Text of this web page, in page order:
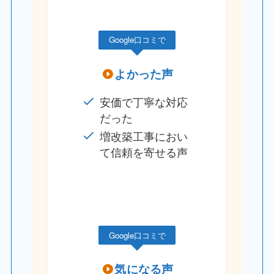
Google口コミで
よかった声
安価で丁寧な対応
だった
増改築工事におい
て信頼を寄せる声
Google口コミで
気になる声